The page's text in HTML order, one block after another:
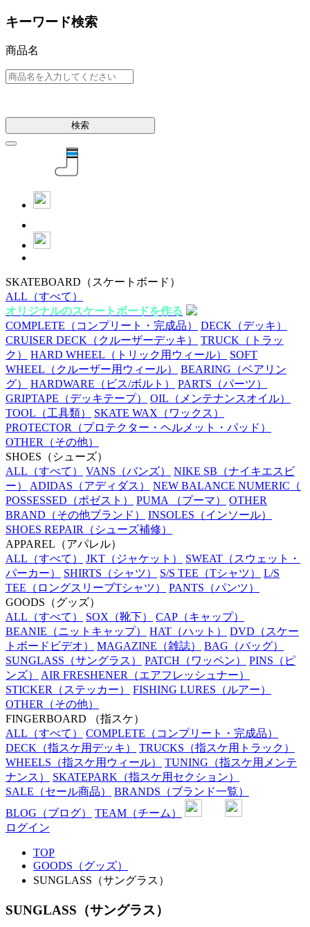
キーワード検索
商品名
検索
SKATEBOARD （スケートボード）
ALL （すべて）
オリジナルのスケートボードを作る
COMPLETE （コンプリート・完成品） DECK （デッキ）
CRUISER DECK （クルーザーデッキ） TRUCK （トラッ
ク）
HARD WHEEL （トリック用ウィール）
SOFT
WHEEL （クルーザー用ウィール） BEARING （ベアリン
グ）
HARDWARE （ビス/ボルト） PARTS （パーツ）
GRIPTAPE （デッキテープ） OIL （メンテナンスオイル）
TOOL （工具類） SKATE WAX （ワックス）
PROTECTOR （プロテクター・ヘルメット・パッド）
OTHER （その他）
SHOES （シューズ）
ALL （すべて） VANS （バンズ） NIKE SB （ナイキエスビ
ー）
ADIDAS （アディダス） NEW BALANCE NUMERIC （
POSSESSED （ポゼスト） PUMA （プーマ）
OTHER
BRAND （その他ブランド） INSOLES （インソール）
SHOES REPAIR （シューズ補修）
APPAREL （アパレル）
ALL （すべて） JKT （ジャケット） SWEAT （スウェット・
パーカー）
SHIRTS （シャツ） S/S TEE （Tシャツ）
L/S
TEE （ロングスリーブTシャツ） PANTS （パンツ）
GOODS （グッズ）
ALL （すべて） SOX （靴下） CAP （キャップ）
BEANIE （ニットキャップ） HAT （ハット） DVD （スケー
トボードビデオ）
MAGAZINE （雑誌） BAG （バッグ）
SUNGLASS （サングラス） PATCH （ワッペン） PINS （ピ
ンズ）
AIR FRESHENER （エアフレッシュナー）
STICKER （ステッカー） FISHING LURES （ルアー）
OTHER （その他）
FINGERBOARD
（指スケ）
ALL （すべて） COMPLETE （コンプリート・完成品）
DECK （指スケ用デッキ） TRUCKS （指スケ用トラック）
WHEELS （指スケ用ウィール） TUNING （指スケ用メンテ
ナンス）
SKATEPARK （指スケ用セクション）
SALE （セール商品） BRANDS （ブランド一覧）
BLOG （ブログ） TEAM （チーム）
ログイン
TOP
GOODS（グッズ）
SUNGLASS（サングラス）
SUNGLASS（サングラス）